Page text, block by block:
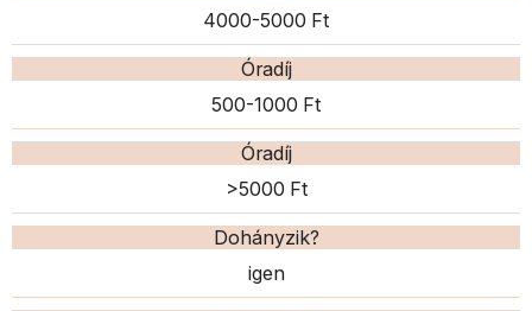
4000-5000 Ft
Óradíj
500-1000 Ft
Óradíj
>5000 Ft
Dohányzik?
igen